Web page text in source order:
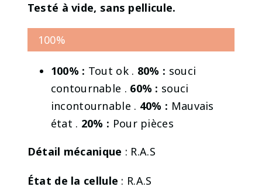
Testé à vide, sans pellicule.
100%
100% : Tout ok . 80% : souci
contournable . 60% : souci
incontournable . 40% : Mauvais
état . 20% : Pour pièces
Détail mécanique : R.A.S
État de la cellule : R.A.S